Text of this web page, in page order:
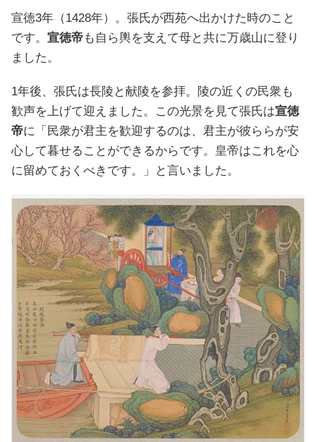
宣徳3年（1428年）。張氏が西苑へ出かけた時のこと
です。 宣徳帝 も自ら輿を支えて母と共に万歳山に登り
ました。
1年後、張氏は長陵と献陵を参拝。陵の近くの民衆も
歓声を上げて迎えました。この光景を見て張氏は宣徳
帝に「民衆が君主を歓迎するのは、君主が彼ららが安
心して暮せることができるからです。皇帝はこれを心
に留めておくべきです。」と言いました。